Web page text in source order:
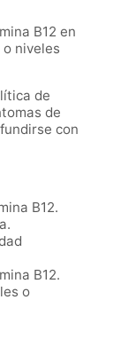
B12 en
niveles
de
de
con
B12.
B12.
o